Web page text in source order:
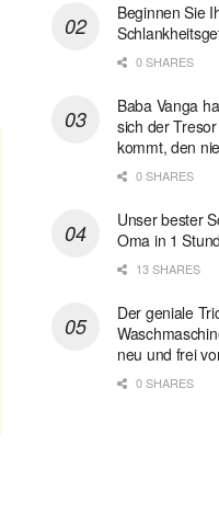
Beginnen Sie
0 SHARES
Baba Vanga
sich der
kommt, den
0 SHARES
Unser bester
Oma in 1
13 SHARES
Der geniale
neu und frei
0 SHARES